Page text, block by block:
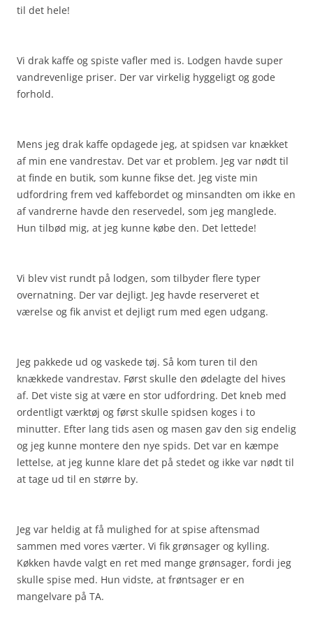
til det hele!
Vi drak kaffe og spiste vafler med is. Lodgen havde super
vandrevenlige priser. Der var virkelig hyggeligt og gode
forhold.
Mens jeg drak kaffe opdagede jeg, at spidsen var knækket
af min ene vandrestav. Det var et problem. Jeg var nødt til
at finde en butik, som kunne fikse det. Jeg viste min
udfordring frem ved kaffebordet og minsandten om ikke en
af vandrerne havde den reservedel, som jeg manglede.
Hun tilbød mig, at jeg kunne købe den. Det lettede!
Vi blev vist rundt på lodgen, som tilbyder flere typer
overnatning. Der var dejligt. Jeg havde reserveret et
værelse og fik anvist et dejligt rum med egen udgang.
Jeg pakkede ud og vaskede tøj. Så kom turen til den
knækkede vandrestav. Først skulle den ødelagte del hives
af. Det viste sig at være en stor udfordring. Det kneb med
ordentligt værktøj og først skulle spidsen koges i to
minutter. Efter lang tids asen og masen gav den sig endelig
og jeg kunne montere den nye spids. Det var en kæmpe
lettelse, at jeg kunne klare det på stedet og ikke var nødt til
at tage ud til en større by.
Jeg var heldig at få mulighed for at spise aftensmad
sammen med vores værter. Vi fik grønsager og kylling.
Køkken havde valgt en ret med mange grønsager, fordi jeg
skulle spise med. Hun vidste, at frøntsager er en
mangelvare på TA.